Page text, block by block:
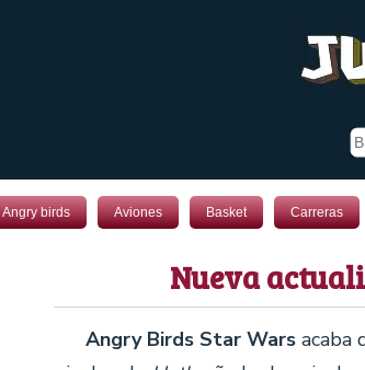
Angry birds Aviones Basket Carreras
Nueva
Angry Birds Star Wars acaba